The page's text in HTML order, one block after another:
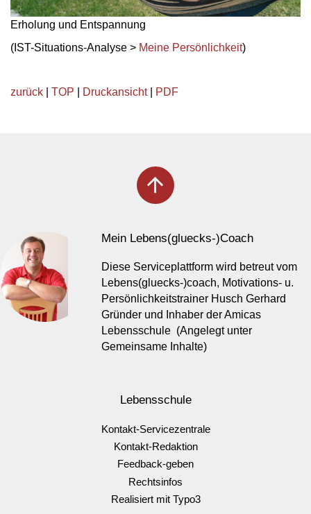
Erholung und Entspannung
(IST-Situations-Analyse > Meine Persönlichkeit)
zurück TOP Druckansicht| PDF
arrow_upward
Mein Lebens(gluecks-)Coach
Diese Serviceplattform wird betreut vom
Lebens(gluecks-)coach, Motivations- u.
Persönlichkeitstrainer Husch Gerhard
Gründer und Inhaber der Amicas
Lebensschule (Angelegt unter
Gemeinsame Inhalte)
Lebensschule
Kontakt-Servicezentrale
Kontakt-Redaktion
Feedback-geben
Rechtsinfos
Realisiert mit Typo3